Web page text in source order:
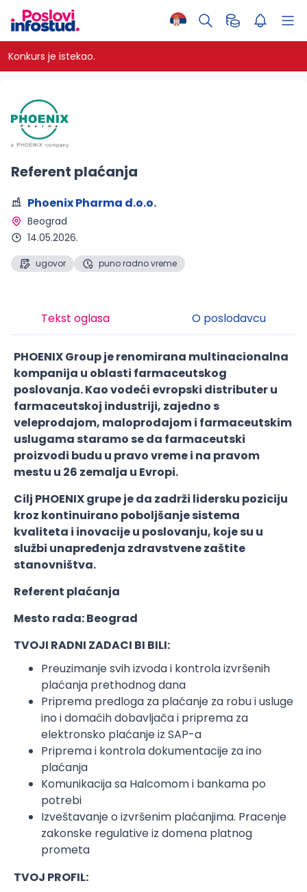
Konkurs je istekao.
Referent plaćanja
Phoenix Pharma d.o.o.
Beograd
14.05.2026.
ugovor puno radno vreme
Tekst oglasa O poslodavcu
PHOENIX Group je renomirana multinacionalna
kompanija u oblasti farmaceutskog
poslovanja. Kao vodeći evropski distributer u
farmaceutskoj industriji, zajedno s
veleprodajom, maloprodajom i farmaceutskim
uslugama staramo se da farmaceutski
proizvodi budu u pravo vreme i na pravom
mestu u 26 zemalja u Evropi.
Cilj PHOENIX grupe je da zadrži lidersku poziciju
kroz kontinuirano poboljšanje sistema
kvaliteta i inovacije u poslovanju, koje su u
službi unapređenja zdravstvene zaštite
stanovništva.
Referent plaćanja
Mesto rada: Beograd
TVOJI RADNI ZADACI BI BILI:
Preuzimanje svih izvoda i kontrola izvršenih
plaćanja prethodnog dana
Priprema predloga za plaćanje za robu i usluge
ino i domaćih dobavljača i priprema za
elektronsko plaćanje iz SAP-a
Priprema i kontrola dokumentacije za ino
plaćanja
Komunikacija sa Halcomom i bankama po
potrebi
Izveštavanje o izvršenim plaćanjima. Pracenje
zakonske regulative iz domena platnog
prometa
TVOJ PROFIL: